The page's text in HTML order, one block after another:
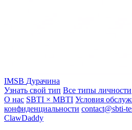
IMSB Дурачина
Узнать свой тип Все типы личности
О нас SBTI × MBTI Условия
конфиденциальности contact@sbti-
ClawDaddy